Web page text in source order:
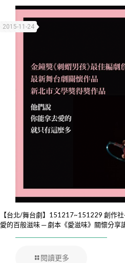
2015-11-24
【台北/舞台劇】151217~151229 創作社
愛的百般滋味 ─ 劇本《愛滋味》關懷分享
閱讀更多